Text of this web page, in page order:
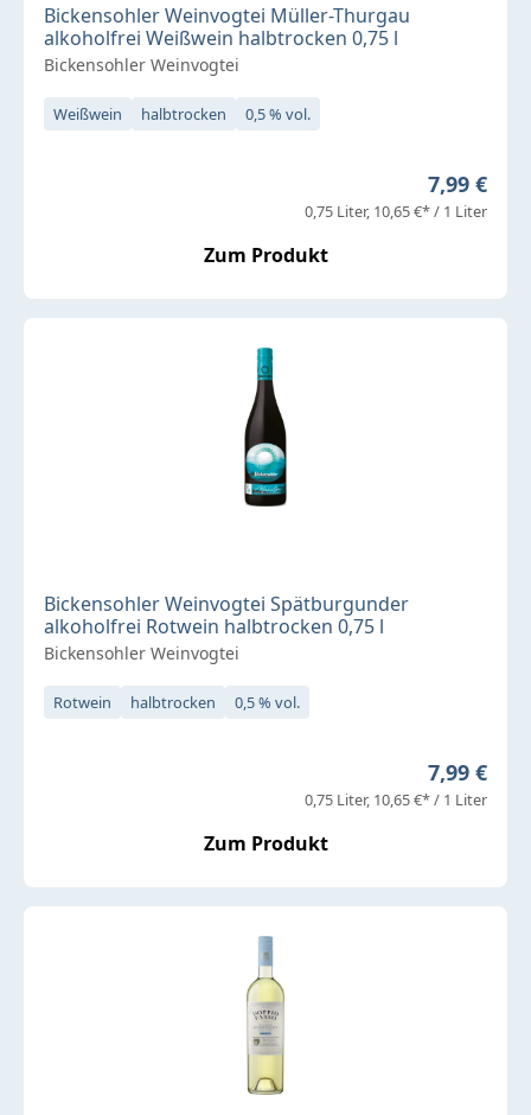
Bickensohler Weinvogtei Müller-Thurgau
alkoholfrei Weißwein halbtrocken 0,75 l
Bickensohler Weinvogtei
Weißwein halbtrocken 0,5 % vol.
Regulärer
7,99 €
0,75 Liter 10,65 €* / 1 Liter
Zum Produkt
Bickensohler Weinvogtei Spätburgunder
alkoholfrei Rotwein halbtrocken 0,75 l
Bickensohler Weinvogtei
Rotwein halbtrocken 0,5 % vol.
Regulärer
7,99 €
0,75 Liter 10,65 €* / 1 Liter
Zum Produkt